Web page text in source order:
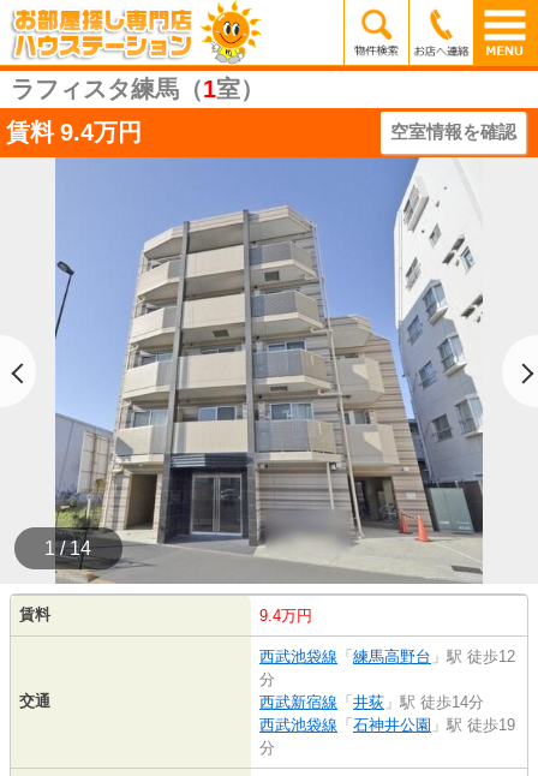
ラフィスタ練馬（1室）
賃料 9.4万円 空室情報を確認
1 / 14
賃料 9.4万円
交通
西武池袋線 「 練馬高野台 」駅 徒歩12
分
西武新宿線 「 井荻 」駅 徒歩14分
西武池袋線 「 石神井公園 」駅 徒歩19
分